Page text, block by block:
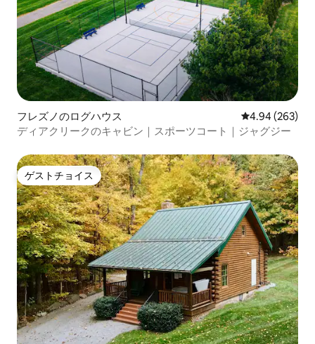
フレズノのログハウス レビュー263
4.94 (263)
ディアクリークのキャビン｜スポーツコート｜ジャグジー
ゲストチョイス
ゲストチョイス